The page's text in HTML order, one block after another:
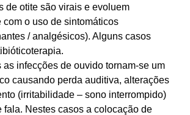
de otite são virais e evoluem
com o uso de sintomáticos
/ analgésicos). Alguns casos
as infecções de ouvido tornam-se um
causando perda auditiva, alterações
(irritabilidade – sono interrompido)
fala. Nestes casos a colocação de